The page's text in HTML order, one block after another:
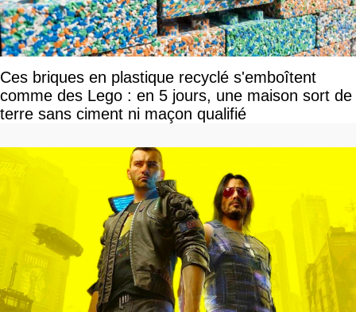
Ces briques en plastique recyclé s'emboîtent
comme des Lego : en 5 jours, une maison sort de
terre sans ciment ni maçon qualifié